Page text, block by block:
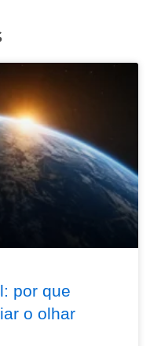
por que
o olhar